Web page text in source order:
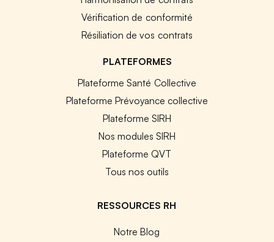
Vérification de conformité
Résiliation de vos contrats
PLATEFORMES
Plateforme Santé Collective
Plateforme Prévoyance collective
Plateforme SIRH
Nos modules SIRH
Plateforme QVT
Tous nos outils
RESSOURCES RH
Notre Blog